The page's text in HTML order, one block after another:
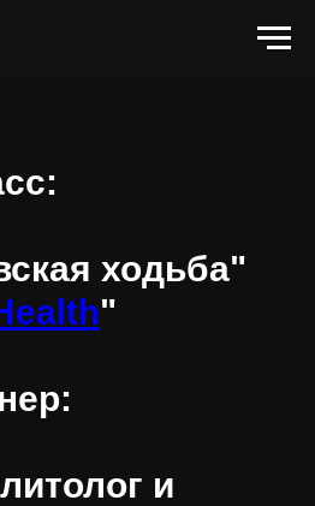
ходьба"
"
и